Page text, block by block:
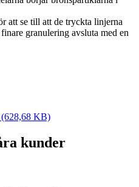
att se till att de tryckta linjerna
granulering avsluta med en
(628,68 KB)
kunder